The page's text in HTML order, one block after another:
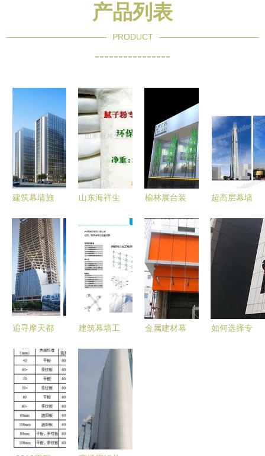
产品列表
PRODUCT
----------------
建筑幕墙施
把材料加
工、制作质
量关
山东海祥生
胶产品列表
及应用指南
榆林展台装
高效交付幕
墙工程 施
工与管理要
点全解析
超高层幕墙
析 赵西安
2017版实
追寻摩天都
光 重庆太
阳座幕墙工
程挑战世界
级高度
建筑幕墙工
的应用与技
术要点——
亚萨合莱品
牌视角
金属建材幕
如何选择专